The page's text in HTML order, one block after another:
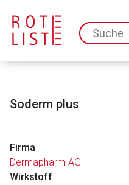
Soderm plus
Firma
Dermapharm AG
Wirkstoff